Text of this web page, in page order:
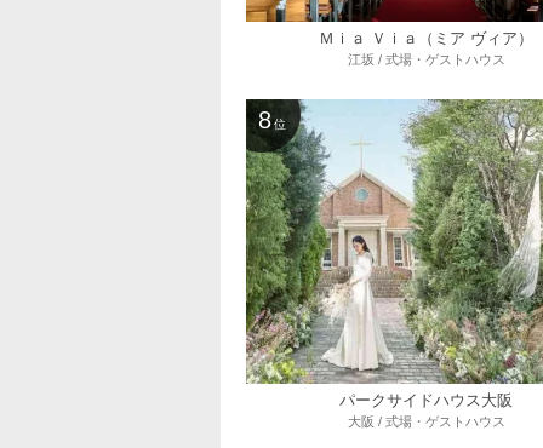
Ｍｉａ Ｖｉａ（ミア ヴィア）
江坂 / 式場・ゲストハウス
8 位
パークサイドハウス大阪
大阪 / 式場・ゲストハウス